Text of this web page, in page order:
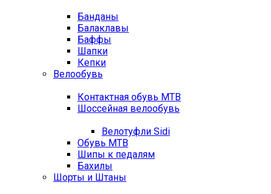
Банданы
Балаклавы
Баффы
Шапки
Кепки
Велообувь
Контактная обувь MTB
Шоссейная велообувь
Велотуфли Sidi
Обувь MTB
Шипы к педалям
Бахилы
Шорты и Штаны